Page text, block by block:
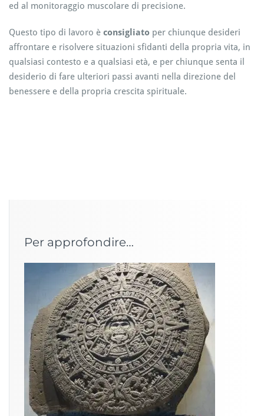
ed al monitoraggio muscolare di precisione.
Questo tipo di lavoro è consigliato per chiunque desideri
affrontare e risolvere situazioni sfidanti della propria vita, in
qualsiasi contesto e a qualsiasi età, e per chiunque senta il
desiderio di fare ulteriori passi avanti nella direzione del
benessere e della propria crescita spirituale.
Per approfondire…